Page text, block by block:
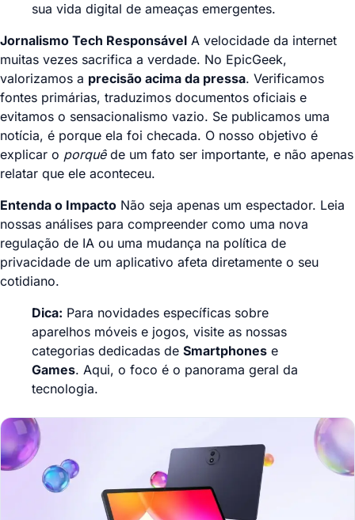
sua vida digital de ameaças emergentes.
Jornalismo Tech Responsável A velocidade da internet
muitas vezes sacrifica a verdade. No EpicGeek,
valorizamos a precisão acima da pressa. Verificamos
fontes primárias, traduzimos documentos oficiais e
evitamos o sensacionalismo vazio. Se publicamos uma
notícia, é porque ela foi checada. O nosso objetivo é
explicar o porquêde um fato ser importante, e não apenas
relatar que ele aconteceu.
Entenda o Impacto Não seja apenas um espectador. Leia
nossas análises para compreender como uma nova
regulação de IA ou uma mudança na política de
privacidade de um aplicativo afeta diretamente o seu
cotidiano.
Dica: Para novidades específicas sobre
aparelhos móveis e jogos, visite as nossas
categorias dedicadas de Smartphones e
Games. Aqui, o foco é o panorama geral da
tecnologia.